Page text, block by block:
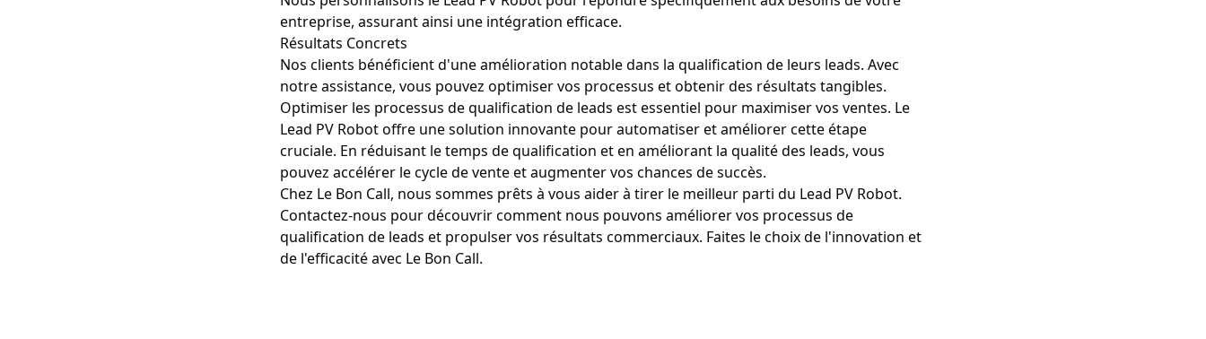
entreprise, assurant ainsi une intégration efficace.
Résultats Concrets
Nos clients bénéficient d'une amélioration notable dans la qualification de leurs leads. Avec
notre assistance, vous pouvez optimiser vos processus et obtenir des résultats tangibles.
Optimiser les processus de qualification de leads est essentiel pour maximiser vos ventes. Le
Lead PV Robot offre une solution innovante pour automatiser et améliorer cette étape
cruciale. En réduisant le temps de qualification et en améliorant la qualité des leads, vous
pouvez accélérer le cycle de vente et augmenter vos chances de succès.
Chez Le Bon Call, nous sommes prêts à vous aider à tirer le meilleur parti du Lead PV Robot.
Contactez-nous pour découvrir comment nous pouvons améliorer vos processus de
qualification de leads et propulser vos résultats commerciaux. Faites le choix de l'innovation et
de l'efficacité avec Le Bon Call.